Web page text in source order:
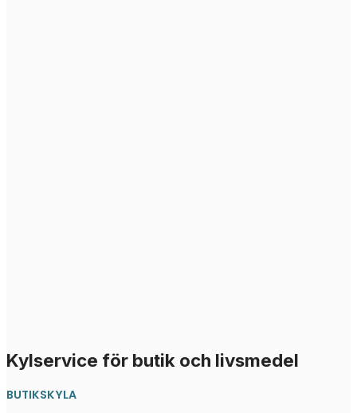
Kylservice för butik och livsmedel
BUTIKSKYLA